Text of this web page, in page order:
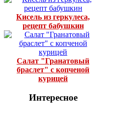
Кисель из геркулеса,
рецепт бабушкин
Салат "Гранатовый
браслет" с копченой
курицей
Интересное